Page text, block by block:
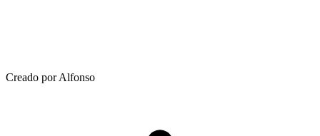
Creado por Alfonso